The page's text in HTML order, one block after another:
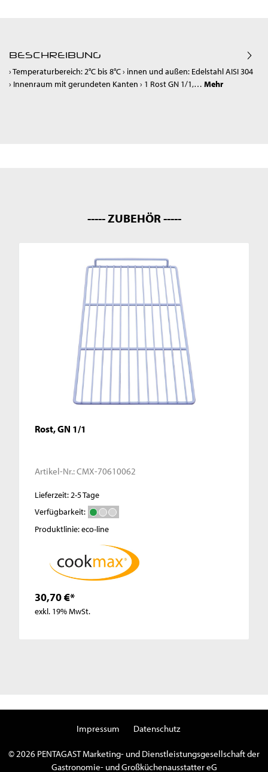
BESCHREIBUNG
› Temperaturbereich: 2°C bis 8°C › innen und außen: Edelstahl AISI 304
› Innenraum mit gerundeten Kanten › 1 Rost GN 1/1,… Mehr
----- ZUBEHÖR -----
Rost, GN 1/1
Artikel-Nr.:CMX-70610062
Lieferzeit: 2-5 Tage
Verfügbarkeit:
Produktlinie: eco-line
30,70 €*
exkl. 19% MwSt.
© 2026 PENTAGAST Marketing- und Dienstleistungsgesellschaft der
Gastronomie- und Großküchenausstatter eG
Impressum Datenschutz